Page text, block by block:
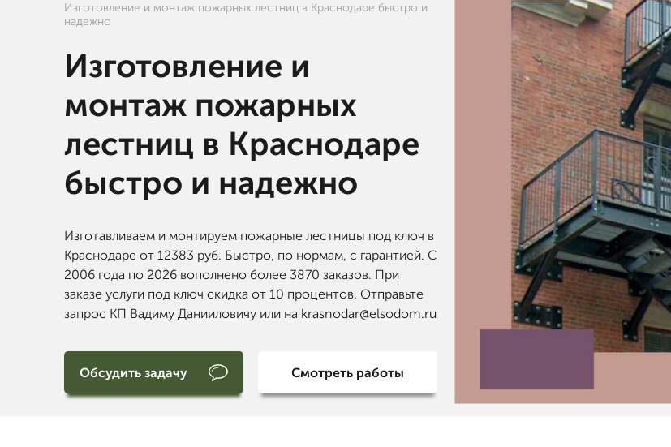
Изготовление и монтаж пожарных лестниц в Краснодаре быстро и
надежно
Изготовление и
монтаж пожарных
лестниц в Краснодаре
быстро и надежно
Изготавливаем и монтируем пожарные лестницы под ключ в
Краснодаре от 12383 руб. Быстро, по нормам, с гарантией. С
2006 года по 2026 вополнено более 3870 заказов. При
заказе услуги под ключ скидка от 10 процентов. Отправьте
запрос КП Вадиму Данииловичу или на krasnodar@elsodom.ru
Обсудить задачу Смотреть работы